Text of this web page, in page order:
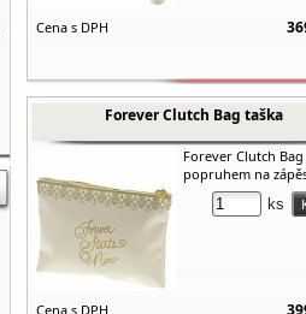
Cena s DPH
Forever Clutch Bag taška
Forever Clutch Bag
popruhem na
ks
Cena s DPH